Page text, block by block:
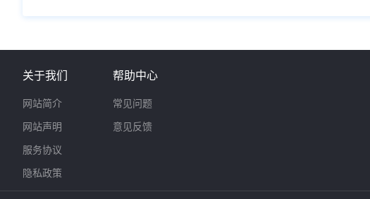
关于我们
网站简介
网站声明
服务协议
隐私政策
帮助中心
常见问题
意见反馈